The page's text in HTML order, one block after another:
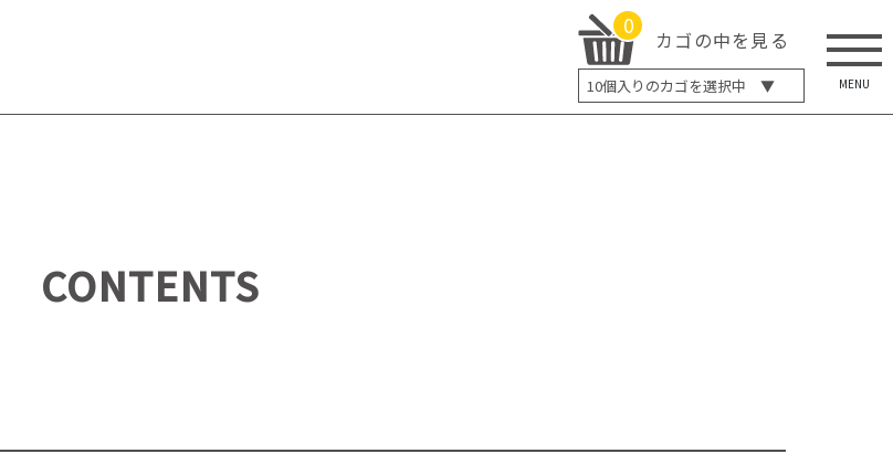
0
カゴの中を見る
10個入りのカゴを選択中 ▼
5個入り
MENU
CONTENTS